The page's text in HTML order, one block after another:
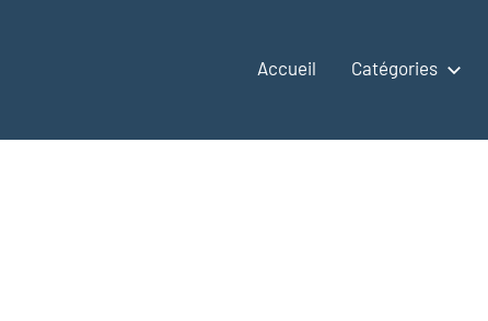
Accueil Catégories